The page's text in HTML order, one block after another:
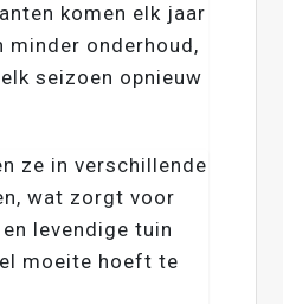
komen elk jaar
minder onderhoud,
seizoen opnieuw
ze in verschillende
wat zorgt voor
levendige tuin
moeite hoeft te